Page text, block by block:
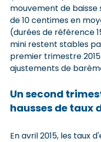
mouvement de baisse
de 10 centimes en
(durées de référence
mini restent stables
premier trimestre
ajustements de
Un second
hausses de taux
En avril 2015, les taux